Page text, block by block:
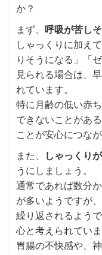
か？
まず、 呼吸が苦し
しゃっくりに加え
りそうになる」「
見られる場合は、
れています。
特に月齢の低い赤
できないことがあ
ことが安心につな
また、 しゃっくり
うにしましょう。
通常であれば数分
が多いようですが
繰り返されるよう
心と考えられていま
胃腸の不快感や、